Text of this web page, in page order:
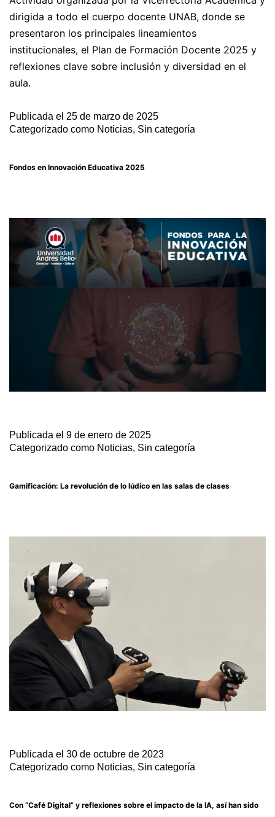
dirigida a todo el cuerpo docente UNAB, donde se
presentaron los principales lineamientos
institucionales, el Plan de Formación Docente 2025 y
reflexiones clave sobre inclusión y diversidad en el
aula.
Publicada el 25 de marzo de 2025
Categorizado como Noticias, Sin categoría
Fondos en Innovación Educativa 2025
Publicada el 9 de enero de 2025
Categorizado como Noticias, Sin categoría
Gamificación: La revolución de lo lúdico en las salas de clases
Publicada el 30 de octubre de 2023
Categorizado como Noticias, Sin categoría
Con “Café Digital” y reflexiones sobre el impacto de la IA, así han sido